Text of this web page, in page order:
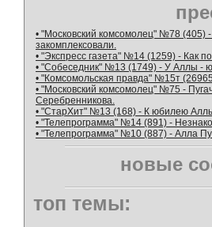
• "Московский комсомолец" №78 (405)
закомплексовали.
• "Экспресс газета" №14 (1259) - Как
• "Собеседник" №13 (1749) - У Аллы -
• "Комсомольская правда" №15т
• "Московский комсомолец" №75 -
Серебренникова.
• "СтарХит" №13 (168) - К юбилею Аллы
• "Телепрограмма" №14 (891) -
• "Телепрограмма" №10 (887) - Алла
новые
топ темы: